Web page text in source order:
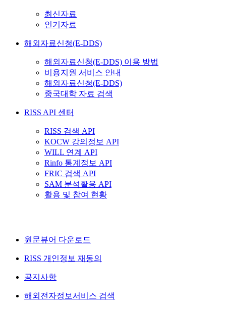
최신자료
인기자료
해외자료신청(E-DDS)
해외자료신청(E-DDS) 이용 방법
비용지원 서비스 안내
해외자료신청(E-DDS)
중국대학 자료 검색
RISS API 센터
RISS 검색 API
KOCW 강의정보 API
WILL 연계 API
Rinfo 통계정보 API
FRIC 검색 API
SAM 분석활용 API
활용 및 참여 현황
원문뷰어 다운로드
RISS 개인정보 재동의
공지사항
해외전자정보서비스 검색